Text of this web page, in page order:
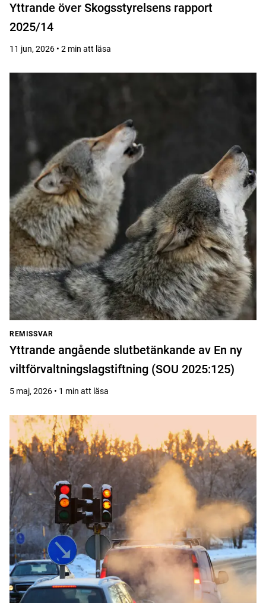
Yttrande över Skogsstyrelsens rapport
2025/14
11 jun, 2026 • 2 min att läsa
REMISSVAR
Yttrande angående slutbetänkande av En ny
viltförvaltningslagstiftning (SOU 2025:125)
5 maj, 2026 • 1 min att läsa